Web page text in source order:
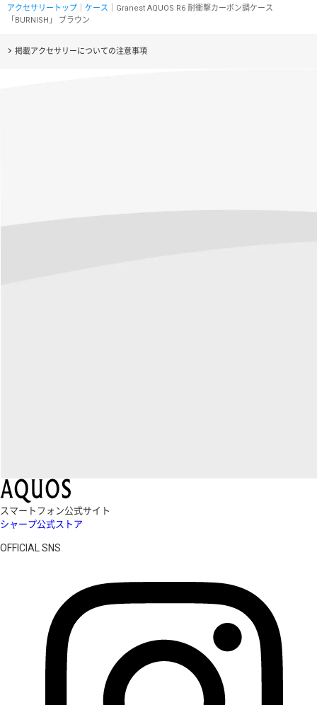
アクセサリートップ ケース ｜Granest AQUOS R6 耐衝撃カーボン調ケース
「BURNISH」 ブラウン
掲載アクセサリーについての注意事項
スマートフォン公式サイト
シャープ公式ストア
OFFICIAL SNS